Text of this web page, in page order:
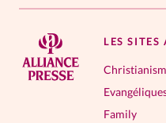
LES SITES
Family